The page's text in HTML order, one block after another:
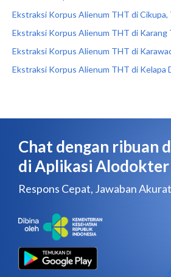
Ekstraksi Korpus Alienum THT di Cikupa,
Ekstraksi Korpus Alienum THT di Karang
Ekstraksi Korpus Alienum THT di
Ekstraksi Korpus Alienum THT di Kelapa